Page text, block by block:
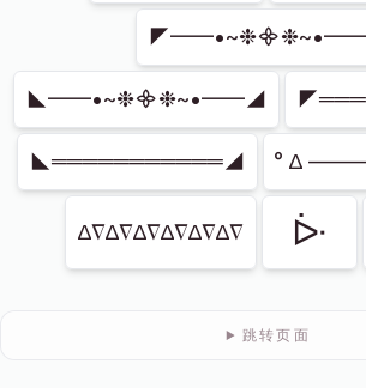
◣━━•~❉᯽❉~•━━◢
◣═══════════◢ ° ∆
∆∇∆∇∆∇∆∇∆∇∆∇ ᐕ
跳转页面